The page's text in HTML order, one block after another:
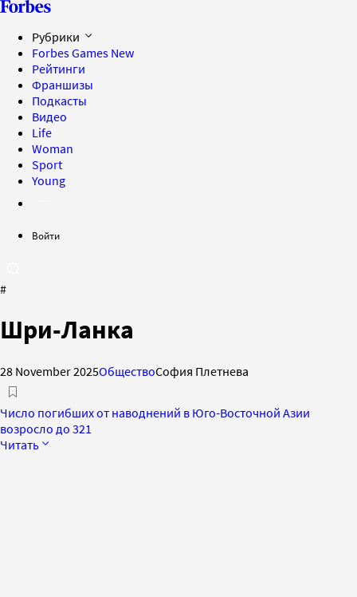
Рубрики
Forbes Games New
Рейтинги
Франшизы
Подкасты
Видео
Life
Woman
Sport
Young
Войти
#
Шри-Ланка
28 November 2025ОбществоСофия Плетнева
Число погибших от наводнений в Юго-Восточной Азии
возросло до 321
Читать